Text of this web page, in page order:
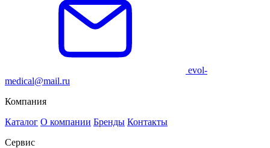
evol-
medical@mail.ru
Компания
Каталог О компании Бренды Контакты
Сервис